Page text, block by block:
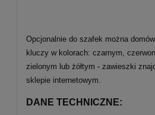
Opcjonalnie do szafek można
kluczy w kolorach: czarnym,
zielonym lub żółtym - zawieszki
sklepie internetowym.
DANE TECHNICZNE: